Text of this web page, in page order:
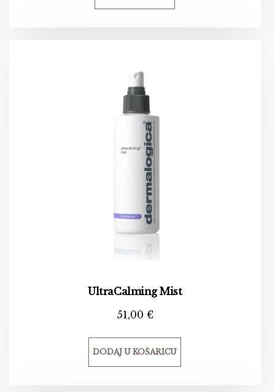
UltraCalming Mist
51,00 €
DODAJ U KOŠARICU